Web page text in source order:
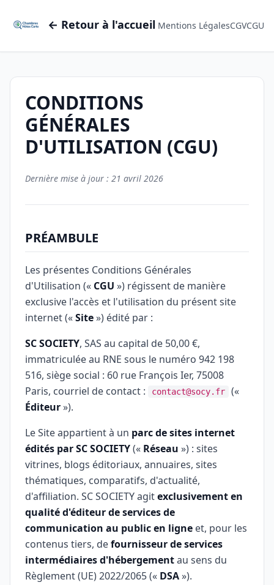
← Retour à l'accueil Mentions LégalesCGVCGU
CONDITIONS
GÉNÉRALES
D'UTILISATION (CGU)
Dernière mise à jour : 21 avril 2026
PRÉAMBULE
Les présentes Conditions Générales
d'Utilisation (« CGU ») régissent de manière
exclusive l'accès et l'utilisation du présent site
internet («Site») édité par :
SC SOCIETY, SAS au capital de 50,00 €,
immatriculée au RNE sous le numéro 942 198
516, siège social : 60 rue François Ier, 75008
Paris, courriel de contact :
contact@socy.fr
(«
Éditeur»).
Le Site appartient à un parc de sites internet
édités par SC SOCIETY(« Réseau ») : sites
vitrines, blogs éditoriaux, annuaires, sites
thématiques, comparatifs, d'actualité,
d'affiliation. SC SOCIETY agitexclusivement en
qualité d'éditeur de services de
communication au public en ligne et, pour les
contenus tiers, defournisseur de services
intermédiaires d'hébergementau sens du
Règlement (UE) 2022/2065 (« DSA»).